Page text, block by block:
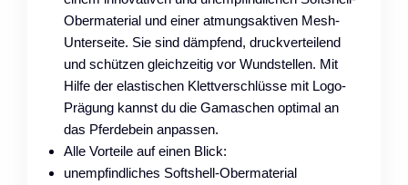
Obermaterial und einer atmungsaktiven Mesh-
Unterseite. Sie sind dämpfend, druckverteilend
und schützen gleichzeitig vor Wundstellen. Mit
Hilfe der elastischen Klettverschlüsse mit Logo-
Prägung kannst du die Gamaschen optimal an
das Pferdebein anpassen.
Alle Vorteile auf einen Blick:
unempfindliches Softshell-Obermaterial